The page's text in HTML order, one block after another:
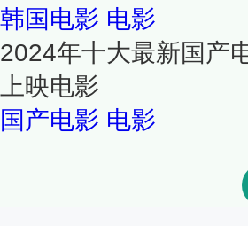
韩国电影 电影
2024年十大最新国产
上映电影
国产电影 电影